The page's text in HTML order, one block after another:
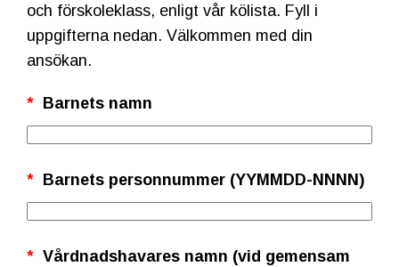
och förskoleklass, enligt vår kölista. Fyll i
uppgifterna nedan. Välkommen med din
ansökan.
* Barnets namn
* Barnets personnummer (YYMMDD-NNNN)
* Vårdnadshavares namn (vid gemensam